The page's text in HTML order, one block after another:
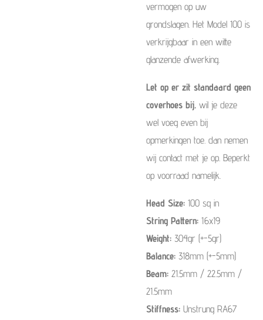
vermogen op uw
grondslagen. Het Model 100 is
verkrijgbaar in een witte
glanzende afwerking.
Let op er zit standaard geen
coverhoes bij. wil je deze
wel voeg even bij
opmerkingen toe. dan nemen
wij contact met je op. Beperkt
op voorraad namelijk.
Head Size: 100 sq in
String Pattern: 16x19
Weight: 304gr (+-5gr)
Balance: 318mm (+-5mm)
Beam: 21.5mm / 22.5mm /
21.5mm
Stiffness: Unstrung RA67